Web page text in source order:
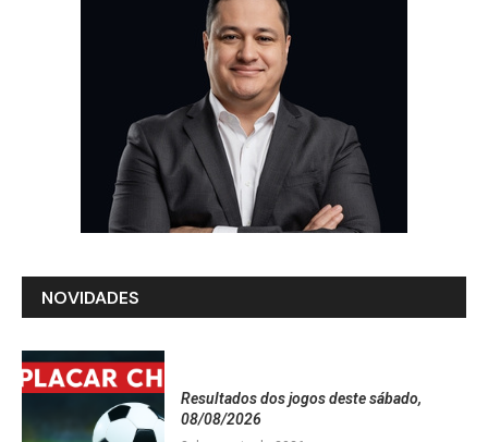
NOVIDADES
Resultados dos jogos deste sábado,
08/08/2026